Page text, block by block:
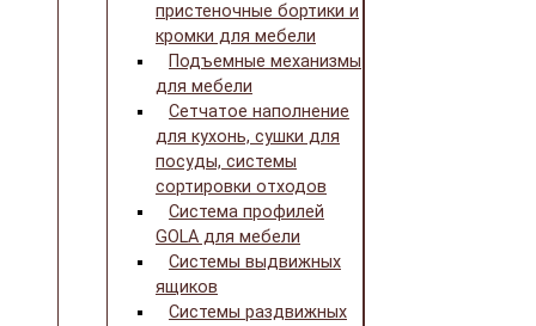
пристеночные бортики и
кромки для мебели
Подъемные механизмы
для мебели
Сетчатое наполнение
для кухонь, сушки для
посуды, системы
сортировки отходов
Система профилей
GOLA для мебели
Системы выдвижных
ящиков
Системы раздвижных